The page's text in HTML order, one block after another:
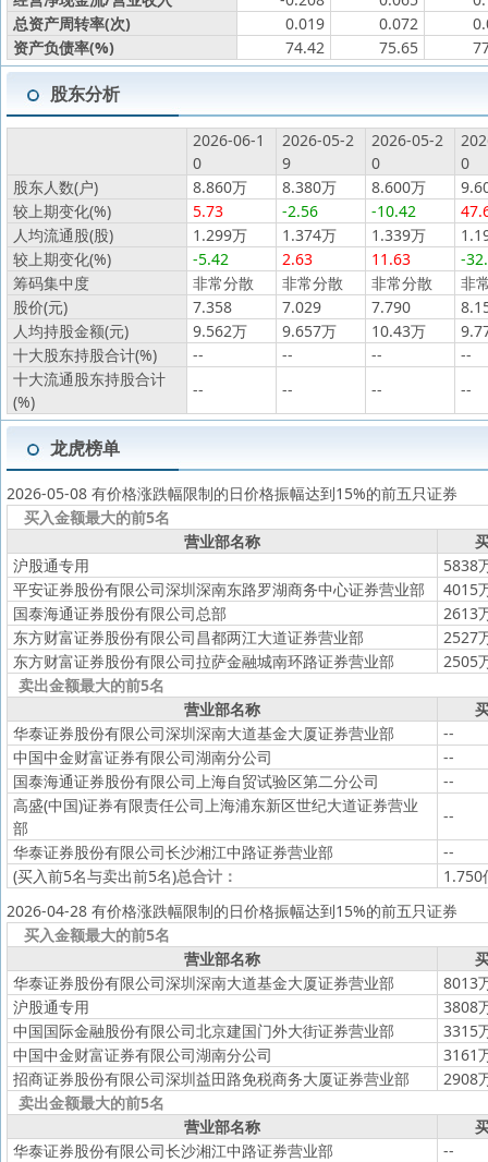
总资产周转率(次)
0.019 0.072
资产负债率(%)
74.42 75.65
股东分析
2026-06-1
0
2026-05-2
9
2026-05-2
0
0
股东人数(户)
8.860万 8.380万 8.600万
较上期变化(%)
5.73 -2.56 -10.42
人均流通股(股)
1.299万 1.374万 1.339万
较上期变化(%)
-5.42 2.63 11.63
-
筹码集中度
非常分散 非常分散 非常分散
非
股价(元)
7.358 7.029 7.790
人均持股金额(元)
9.562万 9.657万 10.43万
十大股东持股合计(%)
-- -- --
--
十大流通股东持股合计
(%)
-- -- -- --
龙虎榜单
2026-05-08 有价格涨跌幅限制的日价格振幅达到15%的前五只证券
买入金额最大的前5名
营业部名称
沪股通专用
5838
平安证券股份有限公司深圳深南东路罗湖商务中心证券营业部
4015
国泰海通证券股份有限公司总部
2613
东方财富证券股份有限公司昌都两江大道证券营业部
2527
东方财富证券股份有限公司拉萨金融城南环路证券营业部
2505
卖出金额最大的前5名
营业部名称
华泰证券股份有限公司深圳深南大道基金大厦证券营业部
--
中国中金财富证券有限公司湖南分公司
--
国泰海通证券股份有限公司上海自贸试验区第二分公司
--
高盛(中国)证券有限责任公司上海浦东新区世纪大道证券营业
部
--
华泰证券股份有限公司长沙湘江中路证券营业部
--
(买入前5名与卖出前5名)总合计：
1.750
2026-04-28 有价格涨跌幅限制的日价格振幅达到15%的前五只证券
买入金额最大的前5名
营业部名称
华泰证券股份有限公司深圳深南大道基金大厦证券营业部
8013
沪股通专用
3808
中国国际金融股份有限公司北京建国门外大街证券营业部
3315
中国中金财富证券有限公司湖南分公司
3161
招商证券股份有限公司深圳益田路免税商务大厦证券营业部
2908
卖出金额最大的前5名
营业部名称
华泰证券股份有限公司长沙湘江中路证券营业部
--